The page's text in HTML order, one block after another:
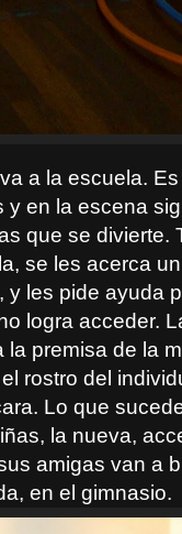
a la escuela. Es
y en la escena
que se divierte.
se les acerca
y les pide ayuda
logra acceder.
premisa de la
rostro del
Lo que
la nueva,
amigas van a
en el gimnasio.